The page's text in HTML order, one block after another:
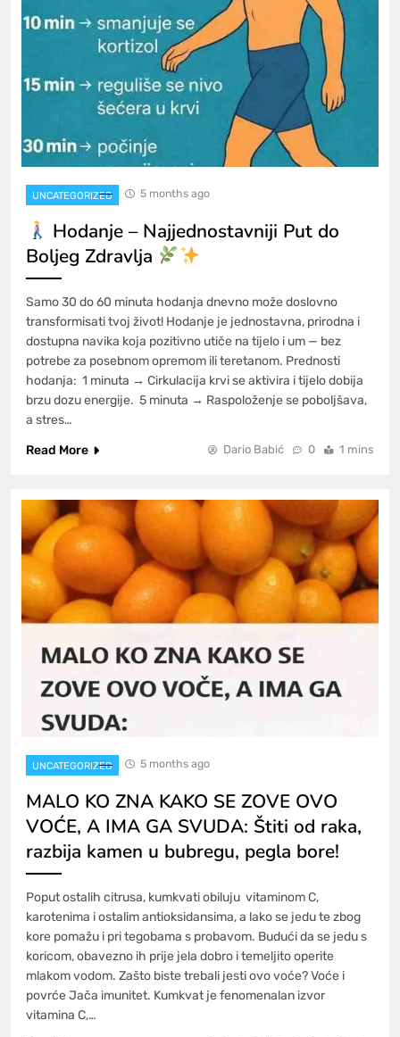
UNCATEGORIZED 5 months ago
Hodanje – Najjednostavniji Put do
Boljeg Zdravlja
Samo 30 do 60 minuta hodanja dnevno može doslovno
transformisati tvoj život! Hodanje je jednostavna, prirodna i
dostupna navika koja pozitivno utiče na tijelo i um — bez
potrebe za posebnom opremom ili teretanom. Prednosti
hodanja: 1 minuta → Cirkulacija krvi se aktivira i tijelo dobija
brzu dozu energije. 5 minuta → Raspoloženje se poboljšava,
a stres…
Read More
Dario Babić 0 1 mins
UNCATEGORIZED 5 months ago
MALO KO ZNA KAKO SE ZOVE OVO
VOĆE, A IMA GA SVUDA: Štiti od raka,
razbija kamen u bubregu, pegla bore!
Poput ostalih citrusa, kumkvati obiluju vitaminom C,
karotenima i ostalim antioksidansima, a lako se jedu te zbog
kore pomažu i pri tegobama s probavom. Budući da se jedu s
koricom, obavezno ih prije jela dobro i temeljito operite
mlakom vodom. Zašto biste trebali jesti ovo voće? Voće i
povrće Jača imunitet. Kumkvat je fenomenalan izvor
vitamina C,…